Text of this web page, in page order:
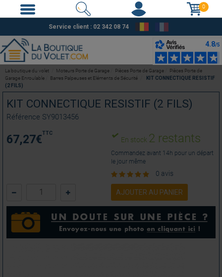
0
Service client : 02 342 08 74
KIT CONNECTIQUE RESISTIF (2 FILS)
Référence SY9013456
67,27€TTC
En stock 2 restants
Commandez avant 14h pour un départ
le jour même
0 avis
AJOUTER AU PANIER
La boutique du volet Moteurs Porte de Garage Pièces Porte de Garage
Pièces Porte de
Garage Enroulable
Barres Palpeuses et Eléments de Sécurité
KIT CONNECTIQUE RESISTIF
(2 FILS)